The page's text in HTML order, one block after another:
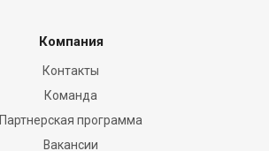
Компания
Контакты
Команда
Партнерская программа
Вакансии